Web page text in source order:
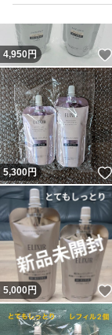
4,950円
5,300円
5,000円